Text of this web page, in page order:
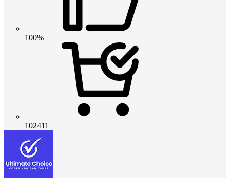
100%
102411